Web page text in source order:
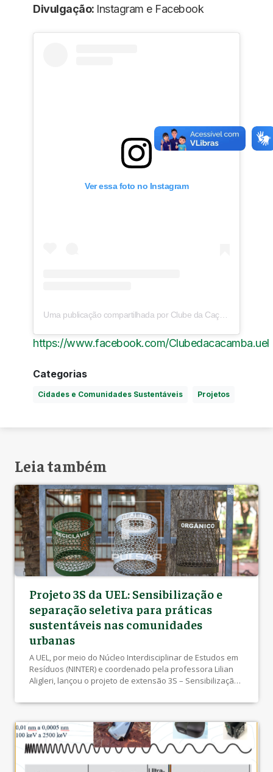
Divulgação: Instagram e Facebook
Ver essa foto no Instagram
Uma publicação compartilhada por Clube da Caçamba – UEL (@clubedacacamba.uel)
https://www.facebook.com/Clubedacacamba.uel
Categorias
Cidades e Comunidades Sustentáveis Projetos
Leia também
Projeto 3S da UEL: Sensibilização e
separação seletiva para práticas
sustentáveis nas comunidades
urbanas
A UEL, por meio do Núcleo Interdisciplinar de Estudos em
Resíduos (NINTER) e coordenado pela professora Lilian
Aligleri, lançou o projeto de extensão 3S – Sensibilização
moradores de condomínios residenciais em Londrina
resíduos. A ação busca promover a educação ambiental
[…]